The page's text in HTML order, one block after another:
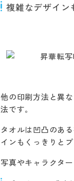
複雑なデザイン
他の印刷方法と異
法です。
タオルは凹凸のあ
インもくっきりと
写真やキャラクタ